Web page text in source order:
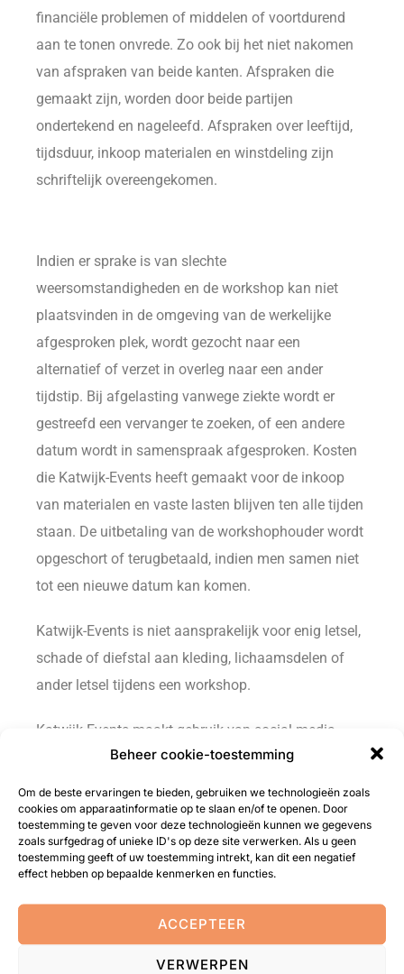
Beheer cookie-toestemming
Om de beste ervaringen te bieden, gebruiken we technologieën zoals
cookies om apparaatinformatie op te slaan en/of te openen. Door
toestemming te geven voor deze technologieën kunnen we gegevens
zoals surfgedrag of unieke ID's op deze site verwerken. Als u geen
toestemming geeft of uw toestemming intrekt, kan dit een negatief
effect hebben op bepaalde kenmerken en functies.
ACCEPTEER
VERWERPEN
financiële problemen of middelen of voortdurend
aan te tonen onvrede. Zo ook bij het niet nakomen
van afspraken van beide kanten. Afspraken die
gemaakt zijn, worden door beide partijen
ondertekend en nageleefd. Afspraken over leeftijd,
tijdsduur, inkoop materialen en winstdeling zijn
schriftelijk overeengekomen.
Indien er sprake is van slechte
weersomstandigheden en de workshop kan niet
plaatsvinden in de omgeving van de werkelijke
afgesproken plek, wordt gezocht naar een
alternatief of verzet in overleg naar een ander
tijdstip. Bij afgelasting vanwege ziekte wordt er
gestreefd een vervanger te zoeken, of een andere
datum wordt in samenspraak afgesproken. Kosten
die Katwijk-Events heeft gemaakt voor de inkoop
van materialen en vaste lasten blijven ten alle tijden
staan. De uitbetaling van de workshophouder wordt
opgeschort of terugbetaald, indien men samen niet
tot een nieuwe datum kan komen.
Katwijk-Events is niet aansprakelijk voor enig letsel,
schade of diefstal aan kleding, lichaamsdelen of
ander letsel tijdens een workshop.
Katwijk-Events maakt gebruik van social media
kanalen. Katwijk-Events behoudt zich het recht voor
om prijzen, tijden evenementen en materiaalgebruik
te wijzigen. Ook is Katwijk-Events niet
verantwoordelijk voor eventuele onjuistheden of
onvolkomenheden op de website of andere social
recht voor foutieve benoemingen, druk- en
schrijffouten.